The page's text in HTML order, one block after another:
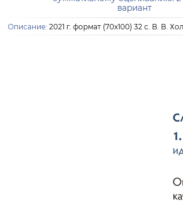
вариант
Описание: 2021 г. формат (70х100) 32 с. В. В.